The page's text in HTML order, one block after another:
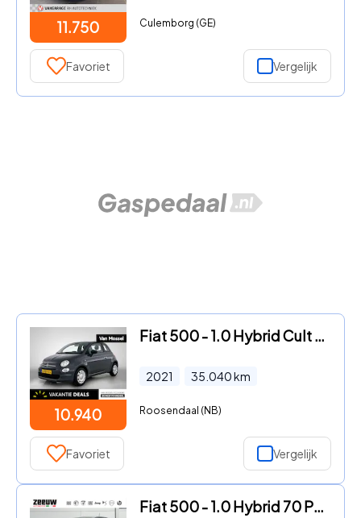
11.750 Culemborg (GE)
Favoriet Vergelijk
10.940
Fiat 500 - 1.0 Hybrid Cult | Airco | Elektrische ramen | Zuinig
2021 35.040km
Roosendaal (NB)
Favoriet Vergelijk
Fiat 500 - 1.0 Hybrid 70 PK Sport | Navi | Carplay | Clima | Cruise | 1